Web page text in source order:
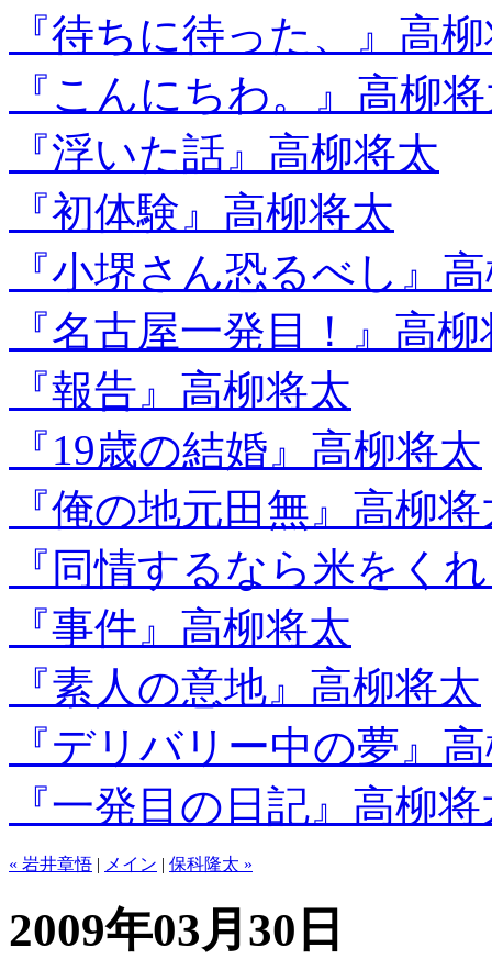
『待ちに待った、』高
『こんにちわ。』高柳
『浮いた話』高柳将太
『初体験』高柳将太
『小堺さん恐るべし』
『名古屋一発目！』高
『報告』高柳将太
『19歳の結婚』高柳将太
『俺の地元田無』高柳
『同情するなら米をく
『事件』高柳将太
『素人の意地』高柳将太
『デリバリー中の夢』
『一発目の日記』高柳
« 岩井章悟 | メイン | 保科隆太 »
2009年03月30日